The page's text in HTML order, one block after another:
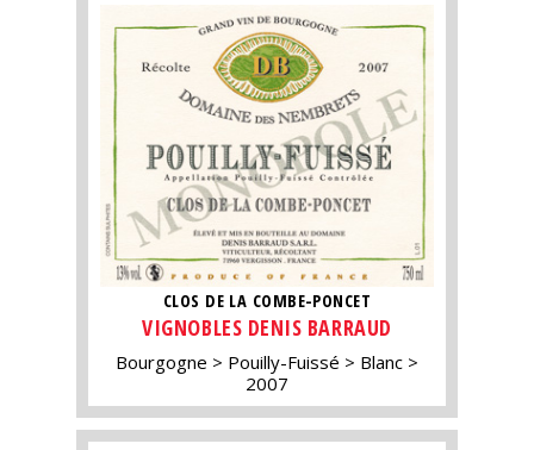
CLOS DE LA COMBE-PONCET
VIGNOBLES DENIS BARRAUD
Bourgogne Pouilly-Fuissé
Blanc
2007